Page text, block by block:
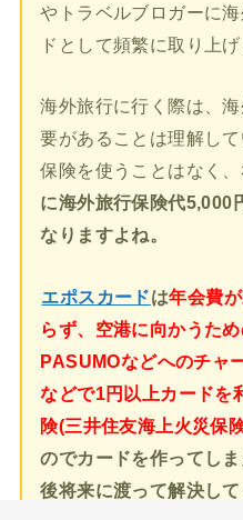
やトラベルブロガーに
ドとして頻繁に取り上げ
海外旅行に行く際は、
要があることは理解し
保険を使うことはなく、
に海外旅行保険代5,000
なりますよね。
エポスカードは年会費
らず、空港に向かうた
PASUMOなどへのチャ
などで1円以上カードを
険(三井住友海上火災保
のでカードを作ってし
後将来に渡って解決して